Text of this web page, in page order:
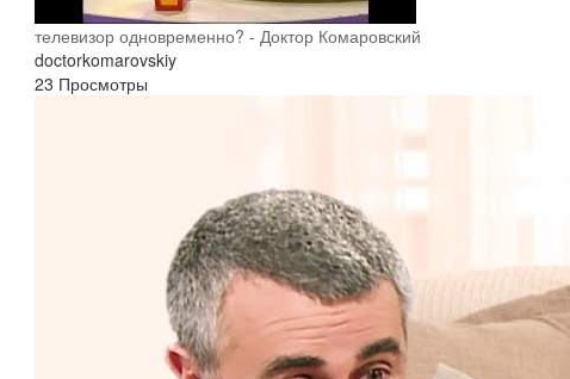
телевизор одновременно? - Доктор Комаровский
doctorkomarovskiy
23 Просмотры